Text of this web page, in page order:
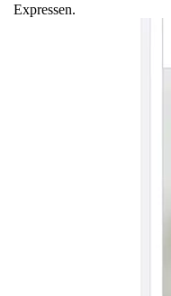
Expressen.